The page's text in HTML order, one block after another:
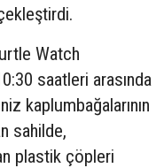
Watch
saatleri arasında
kaplumbağalarının
sahilde,
plastik çöpleri